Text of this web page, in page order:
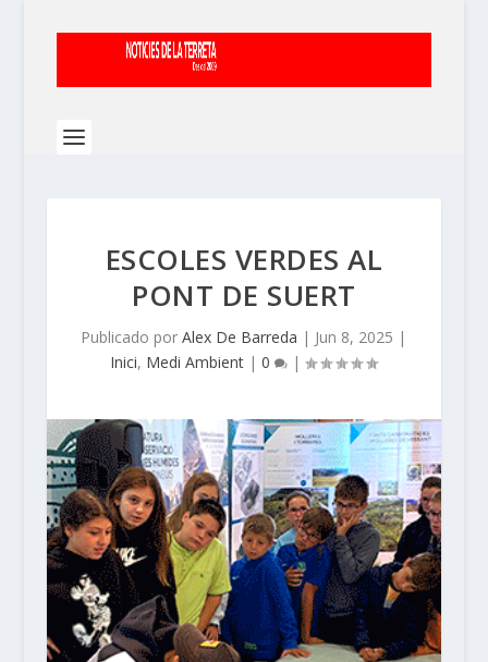
ESCOLES VERDES AL
PONT DE SUERT
Publicado porAlex De Barreda | Jun 8, 2025 |
Inici, Medi Ambient |0 |